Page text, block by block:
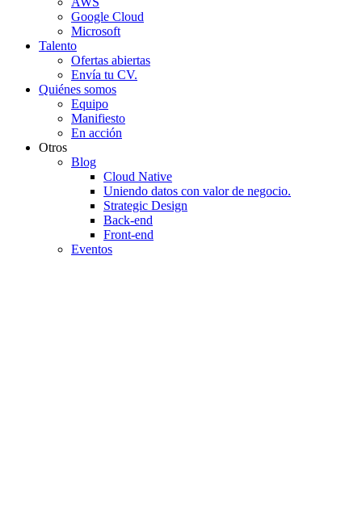
Google Cloud
Microsoft
Talento
Ofertas abiertas
Envía tu CV.
Quiénes somos
Equipo
Manifiesto
En acción
Otros
Blog
Cloud Native
Uniendo datos con valor de negocio.
Strategic Design
Back-end
Front-end
Eventos